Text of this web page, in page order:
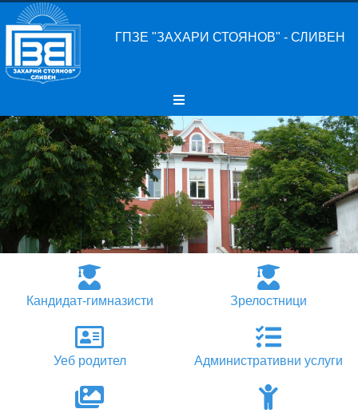
ГПЗЕ "ЗАХАРИ СТОЯНОВ" - СЛИВЕН
Кандидат-гимназисти Зрелостници
Уеб родител Административни услуги